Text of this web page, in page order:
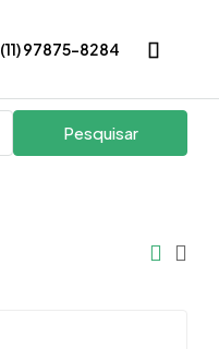
(11) 97875-8284
Pesquisar